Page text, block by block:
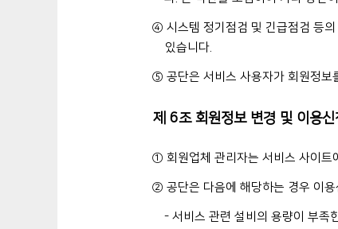
④ 시스템 정기점검 및 긴급점검 등
있습니다.
⑤ 공단은 서비스 사용자가 회원정보
제 6조 회원정보 변경 및 이용
① 회원업체 관리자는 서비스 사이트
② 공단은 다음에 해당하는 경우 이용
- 서비스 관련 설비의 용량이 부족